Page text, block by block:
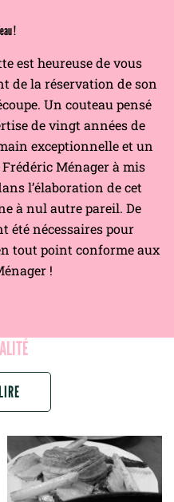
!
est heureuse de vous
de la réservation de son
Un couteau pensé
de vingt années de
exceptionnelle et un
Ménager à mis
l’élaboration de cet
à nul autre pareil. De
été nécessaires pour
tout point conforme aux
!